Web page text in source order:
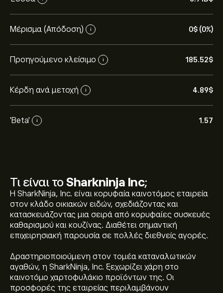
Μέρισμα (Απόδοση) i 0‎$‎ (0%)
Προηγούμενο κλείσιμο i 185.52‎$‎
Κέρδη ανά μετοχή i 4.89‎$‎
'Beta' i 1.57
Τι είναι το Sharkninja Inc;
Η SharkNinja, Inc. είναι κορυφαία καινοτόμος εταιρεία
στον κλάδο οικιακών ειδών, σχεδιάζοντας και
κατασκευάζοντας μια σειρά από κορυφαίες συσκευές
καθαρισμού και κουζίνας. Διαθέτει σημαντική
επιχειρησιακή παρουσία σε πολλές διεθνείς αγορές.
Δραστηριοποιούμενη στον τομέα καταναλωτικών
αγαθών, η SharkNinja, Inc. ξεχωρίζει χάρη στο
καινοτόμο χαρτοφυλάκιο προϊόντων της. Οι
προσφορές της εταιρείας περιλαμβάνουν